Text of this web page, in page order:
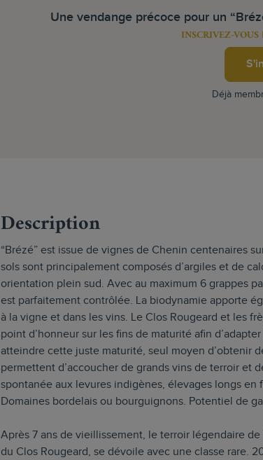
Une vendange précoce pour un
INSCRIVEZ-
Déjà
Description
“Brézé” est issue de vignes de Chenin centenaires
sols sont principalement composés d’argiles et de
orientation plein sud. Avec au maximum 6 grappes
est parfaitement contrôlée. La biodynamie apporte
à la vigne et dans les vins. Le Clos Rougeard et les
point d’honneur sur les fins de maturité afin
atteindre cette juste maturité, seul moyen d’obtenir
permettent d’accoucher de grands vins de terroir et
spontanée aux levures indigènes, élevages longs en
Domaines bordelais ou bourguignons. Potentiel de
Après 7 ans de vieillissement, le terroir légendaire
du Clos Rougeard, se dévoile avec une classe rare.